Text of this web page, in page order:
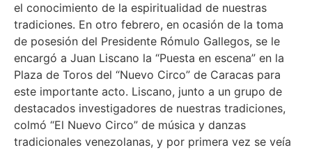
el conocimiento de la espiritualidad de nuestras
tradiciones. En otro febrero, en ocasión de la toma
de posesión del Presidente Rómulo Gallegos, se le
encargó a Juan Liscano la “Puesta en escena” en la
Plaza de Toros del “Nuevo Circo” de Caracas para
este importante acto. Liscano, junto a un grupo de
destacados investigadores de nuestras tradiciones,
colmó “El Nuevo Circo” de música y danzas
tradicionales venezolanas, y por primera vez se veía